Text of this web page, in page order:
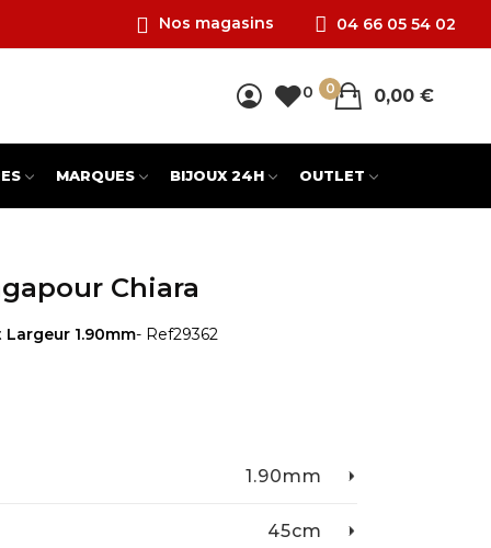
Nos magasins 04 66 05 54 02
0 0,00 €
0
MARQUES BIJOUX 24H OUTLET
Chiara
1.90mm- Ref29362
1.90mm
45cm